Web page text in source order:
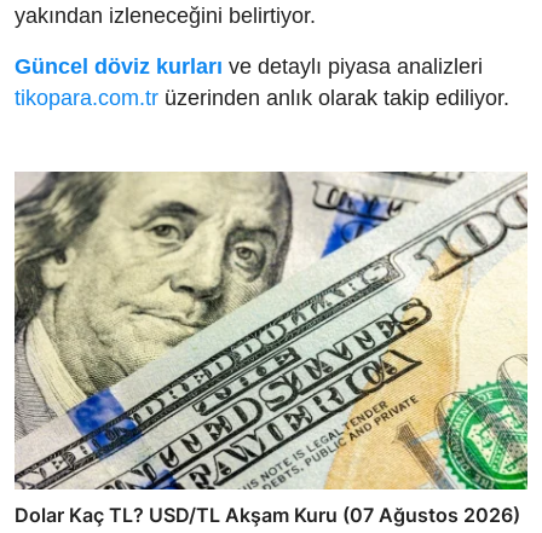
yakından izleneceğini belirtiyor.
Güncel döviz kurları ve detaylı piyasa analizleri
tikopara.com.tr üzerinden anlık olarak takip ediliyor.
Dolar Kaç TL? USD/TL Akşam Kuru (07 Ağustos 2026)